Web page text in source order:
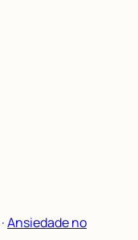
·Ansiedade no